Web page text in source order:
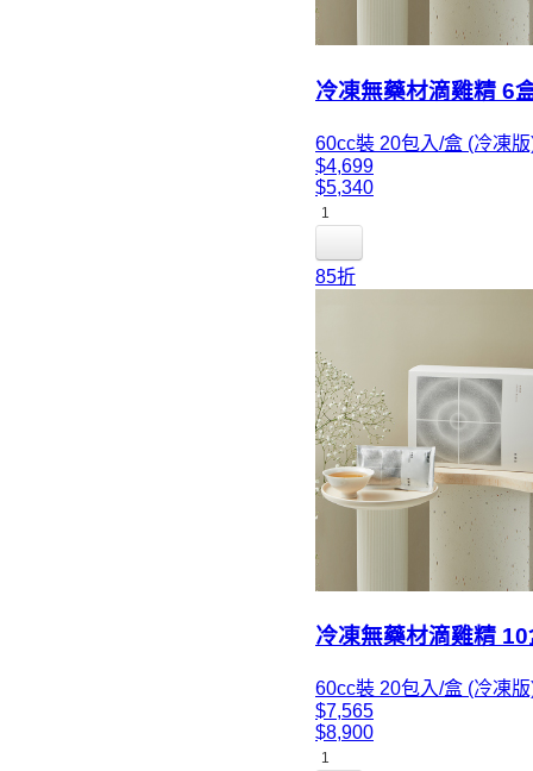
冷凍無藥材滴雞精 6
60cc裝 20包入/盒 (冷凍
$4,699
$5,340
1
85折
冷凍無藥材滴雞精
60cc裝 20包入/盒 (冷凍
$7,565
$8,900
1